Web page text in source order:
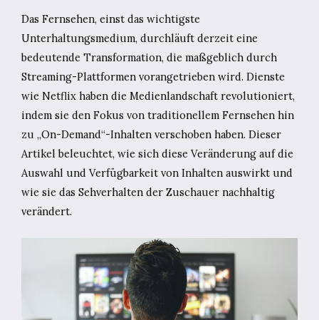
Das Fernsehen, einst das wichtigste
Unterhaltungsmedium, durchläuft derzeit eine
bedeutende Transformation, die maßgeblich durch
Streaming-Plattformen vorangetrieben wird. Dienste
wie Netflix haben die Medienlandschaft revolutioniert,
indem sie den Fokus von traditionellem Fernsehen hin
zu „On-Demand“-Inhalten verschoben haben. Dieser
Artikel beleuchtet, wie sich diese Veränderung auf die
Auswahl und Verfügbarkeit von Inhalten auswirkt und
wie sie das Sehverhalten der Zuschauer nachhaltig
verändert.